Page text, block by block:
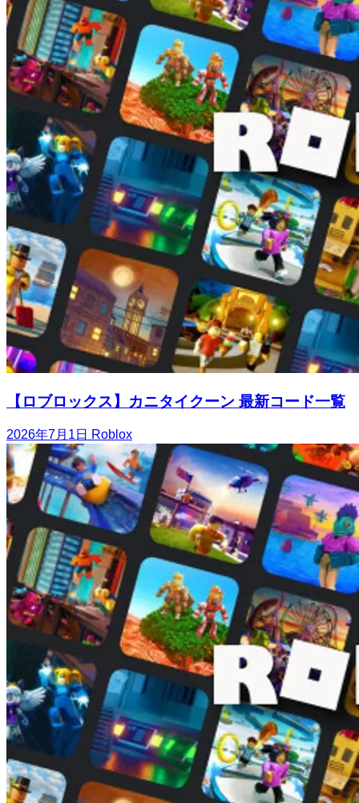
【ロブロックス】カニタイクーン 最新コード一覧
2026年7月1日 Roblox